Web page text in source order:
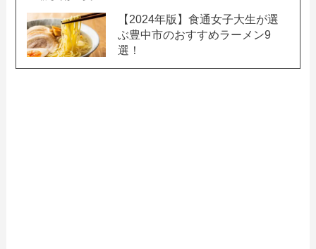
【2024年版】食通女子大生が選
ぶ豊中市のおすすめラーメン9
選！